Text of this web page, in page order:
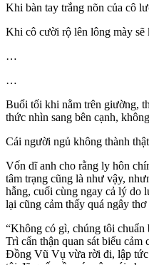
Khi bàn tay trắng nõn của cô
Khi cô cười rộ lên lông mày sẽ
…
…
Buổi tối khi nằm trên giường,
thức nhìn sang bên cạnh,
Cái người ngủ không thành
Vốn dĩ anh cho rằng ly hôn
tâm trạng cũng là như vậy,
hẫng, cuối cùng ngay cả lý do
lại cũng cảm thấy quá ngây
“Không có gì, chúng tôi chuẩn
Trì cẩn thận quan sát biểu
Đồng Vũ Vụ vừa rời đi, lập tức